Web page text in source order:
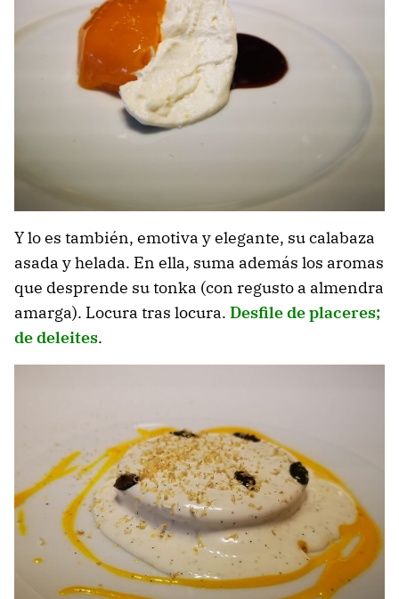
Y lo es también, emotiva y elegante, su calabaza
asada y helada. En ella, suma además los aromas
que desprende su tonka (con regusto a almendra
amarga). Locura tras locura. Desfile de placeres;
de deleites.